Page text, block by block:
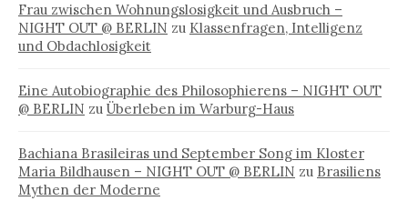
Frau zwischen Wohnungslosigkeit und Ausbruch –
NIGHT OUT @ BERLIN zu Klassenfragen, Intelligenz
und Obdachlosigkeit
Eine Autobiographie des Philosophierens – NIGHT OUT
@ BERLIN zu Überleben im Warburg-Haus
Bachiana Brasileiras und September Song im Kloster
Maria Bildhausen – NIGHT OUT @ BERLIN zu Brasiliens
Mythen der Moderne